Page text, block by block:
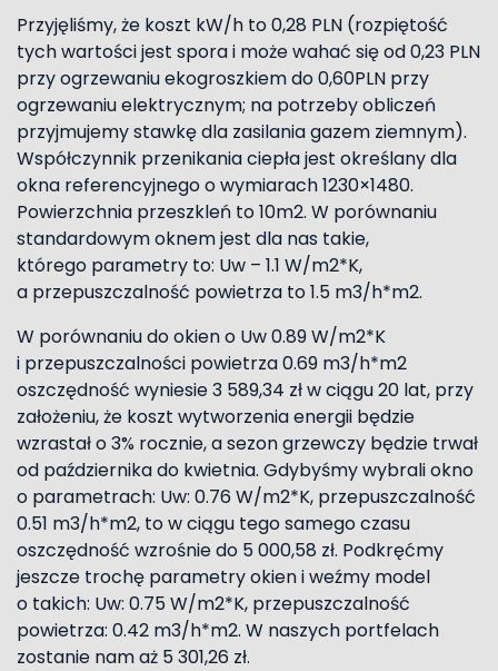
Przyjęliśmy, że koszt kW/h to 0,28 PLN (rozpiętość
tych wartości jest spora i może wahać się od 0,23 PLN
przy ogrzewaniu ekogroszkiem do 0,60PLN przy
ogrzewaniu elektrycznym; na potrzeby obliczeń
przyjmujemy stawkę dla zasilania gazem ziemnym).
Współczynnik przenikania ciepła jest określany dla
okna referencyjnego o wymiarach 1230×1480.
Powierzchnia przeszkleń to 10m2. W porównaniu
standardowym oknem jest dla nas takie,
którego parametry to: Uw – 1.1 W/m2*K,
a przepuszczalność powietrza to 1.5 m3/h*m2.
W porównaniu do okien o Uw 0.89 W/m2*K
i przepuszczalności powietrza 0.69 m3/h*m2
oszczędność wyniesie 3 589,34 zł w ciągu 20 lat, przy
założeniu, że koszt wytworzenia energii będzie
wzrastał o 3% rocznie, a sezon grzewczy będzie trwał
od października do kwietnia. Gdybyśmy wybrali okno
o parametrach: Uw: 0.76 W/m2*K, przepuszczalność
0.51 m3/h*m2, to w ciągu tego samego czasu
oszczędność wzrośnie do 5 000,58 zł. Podkręćmy
jeszcze trochę parametry okien i weźmy model
o takich: Uw: 0.75 W/m2*K, przepuszczalność
powietrza: 0.42 m3/h*m2. W naszych portfelach
zostanie nam aż 5 301,26 zł.